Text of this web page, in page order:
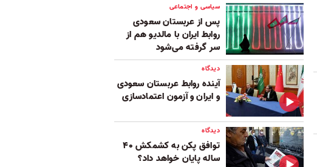
سیاسی و اجتماعی
پس از عربستان سعودی
روابط ایران با مالدیو هم از
سر گرفته می‌شود
دیدگاه
آینده روابط عربستان سعودی
و ایران و آزمون اعتمادسازی
دیدگاه
توافق پکن به کشمکش ۴۰
ساله پایان خواهد داد؟